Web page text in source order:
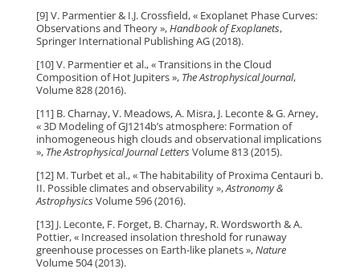
[9] V. Parmentier & I.J. Crossfield, « Exoplanet Phase Curves:
Observations and Theory »,Handbook of Exoplanets,
Springer International Publishing AG (2018).
[10] V. Parmentier et al., « Transitions in the Cloud
Composition of Hot Jupiters », The Astrophysical Journal,
Volume 828 (2016).
[11] B. Charnay, V. Meadows, A. Misra, J. Leconte & G. Arney,
« 3D Modeling of GJ1214b’s atmosphere: Formation of
inhomogeneous high clouds and observational implications
», The Astrophysical Journal LettersVolume 813 (2015).
[12] M. Turbet et al., « The habitability of Proxima Centauri b.
II. Possible climates and observability »,Astronomy &
AstrophysicsVolume 596 (2016).
[13] J. Leconte, F. Forget, B. Charnay, R. Wordsworth & A.
Pottier, « Increased insolation threshold for runaway
greenhouse processes on Earth-like planets »,Nature
Volume 504 (2013).